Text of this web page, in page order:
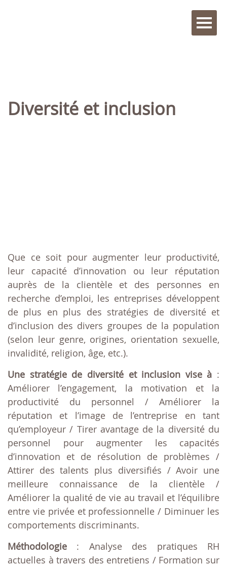
Diversité et inclusion
Que ce soit pour augmenter leur productivité,
leur capacité d’innovation ou leur réputation
auprès de la clientèle et des personnes en
recherche d’emploi, les entreprises développent
de plus en plus des stratégies de diversité et
d’inclusion des divers groupes de la population
(selon leur genre, origines, orientation sexuelle,
invalidité, religion, âge, etc.).
Une stratégie de diversité et inclusion vise à :
Améliorer l’engagement, la motivation et la
productivité du personnel / Améliorer la
réputation et l’image de l’entreprise en tant
qu’employeur / Tirer avantage de la diversité du
personnel pour augmenter les capacités
d’innovation et de résolution de problèmes /
Attirer des talents plus diversifiés / Avoir une
meilleure connaissance de la clientèle /
Améliorer la qualité de vie au travail et l’équilibre
entre vie privée et professionnelle / Diminuer les
comportements discriminants.
Méthodologie : Analyse des pratiques RH
actuelles à travers des entretiens / Formation sur